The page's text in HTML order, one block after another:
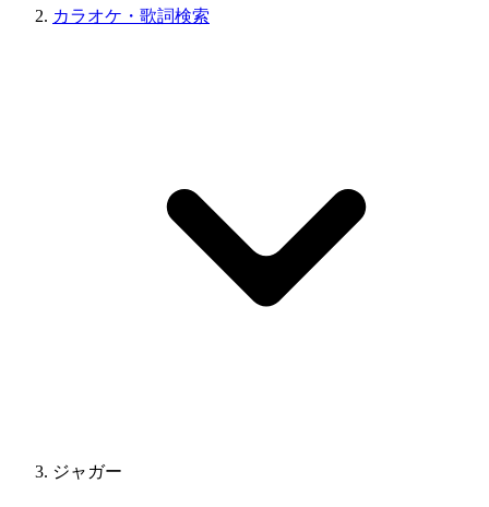
カラオケ・歌詞検索
ジャガー